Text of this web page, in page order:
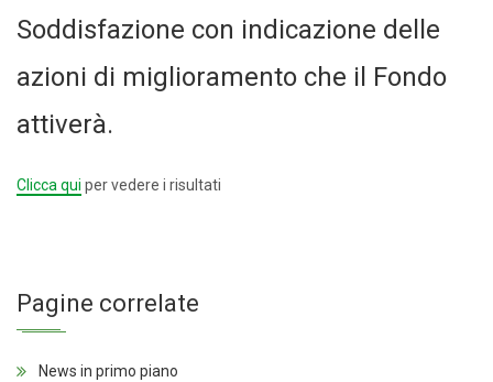
Soddisfazione con indicazione delle
azioni di miglioramento che il Fondo
attiverà.
Clicca qui per vedere i risultati
Pagine correlate
News in primo piano